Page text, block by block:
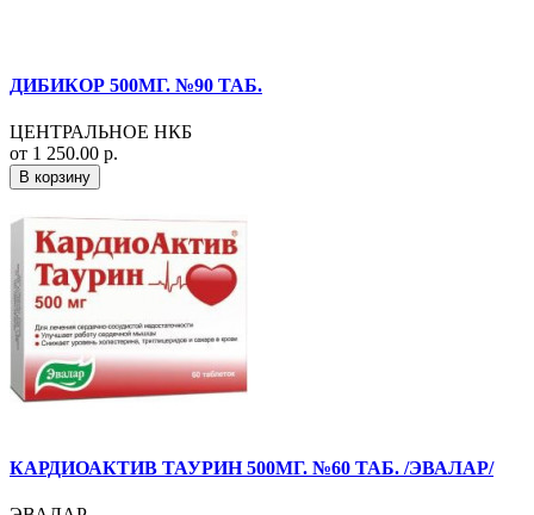
ДИБИКОР 500МГ. №90 ТАБ.
ЦЕНТРАЛЬНОЕ НКБ
от 1 250.00 р.
В корзину
КАРДИОАКТИВ ТАУРИН 500МГ. №60 ТАБ. /ЭВАЛАР/